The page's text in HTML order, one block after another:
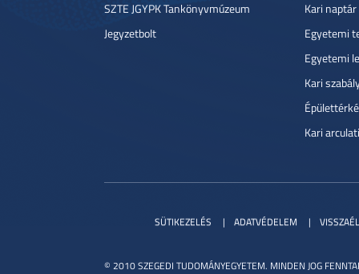
SZTE JGYPK Tankönyvmúzeum
Jegyzetbolt
Kari naptár
Egyetemi
Egyetemi
Kari
Kari
© 2010 SZEGEDI TUDOMÁNYEGYETEM. MINDEN JOG
SÜTIKEZELÉS ADATVÉDELEM